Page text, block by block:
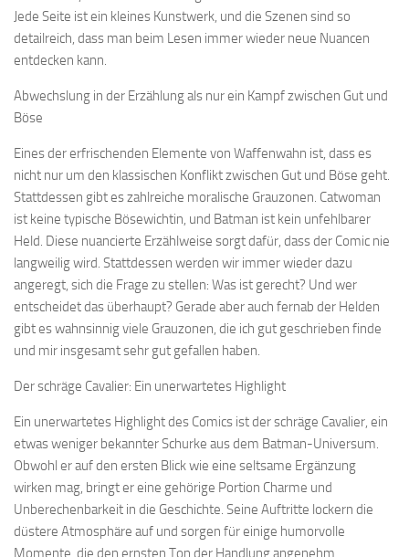
Jede Seite ist ein kleines Kunstwerk, und die Szenen sind so
detailreich, dass man beim Lesen immer wieder neue Nuancen
entdecken kann.
Abwechslung in der Erzählung als nur ein Kampf zwischen Gut und
Böse
Eines der erfrischenden Elemente von Waffenwahn ist, dass es
nicht nur um den klassischen Konflikt zwischen Gut und Böse geht.
Stattdessen gibt es zahlreiche moralische Grauzonen. Catwoman
ist keine typische Bösewichtin, und Batman ist kein unfehlbarer
Held. Diese nuancierte Erzählweise sorgt dafür, dass der Comic nie
langweilig wird. Stattdessen werden wir immer wieder dazu
angeregt, sich die Frage zu stellen: Was ist gerecht? Und wer
entscheidet das überhaupt? Gerade aber auch fernab der Helden
gibt es wahnsinnig viele Grauzonen, die ich gut geschrieben finde
und mir insgesamt sehr gut gefallen haben.
Der schräge Cavalier: Ein unerwartetes Highlight
Ein unerwartetes Highlight des Comics ist der schräge Cavalier, ein
etwas weniger bekannter Schurke aus dem Batman-Universum.
Obwohl er auf den ersten Blick wie eine seltsame Ergänzung
wirken mag, bringt er eine gehörige Portion Charme und
Unberechenbarkeit in die Geschichte. Seine Auftritte lockern die
düstere Atmosphäre auf und sorgen für einige humorvolle
Momente, die den ernsten Ton der Handlung angenehm